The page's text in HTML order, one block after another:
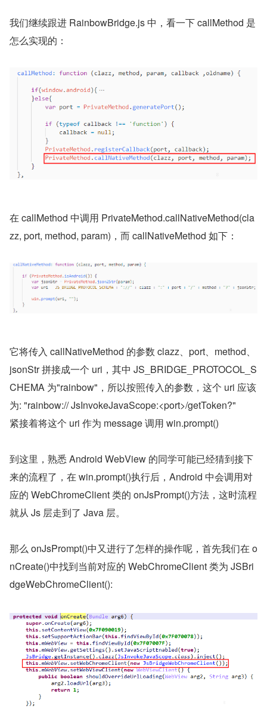
我们继续跟进 RainbowBridge.js 中，看一下 callMethod 是
怎么实现的：
在 callMethod 中调用 PrivateMethod.callNativeMethod(cla
zz, port, method, param)，而 callNativeMethod 如下：
它将传入 callNativeMethod 的参数 clazz、port、method、
jsonStr 拼接成一个 uri，其中 JS_BRIDGE_PROTOCOL_S
CHEMA 为"rainbow"，所以按照传入的参数，这个 uri 应该
为: "rainbow:// JsInvokeJavaScope:<port>/getToken?"
紧接着将这个 uri 作为 message 调用 win.prompt()
到这里，熟悉 Android WebView 的同学可能已经猜到接下
来的流程了，在 win.prompt()执行后，Android 中会调用对
应的 WebChromeClient 类的 onJsPrompt()方法，这时流程
就从 Js 层走到了 Java 层。
那么 onJsPrompt()中又进行了怎样的操作呢，首先我们在 o
nCreate()中找到当前对应的 WebChromeClient 类为 JSBri
dgeWebChromeClient():